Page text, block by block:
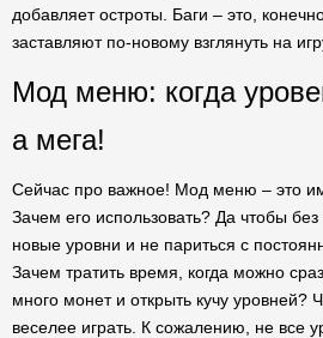
добавляет остроты. Баги – это,
заставляют по-новому взглянуть на
Мод меню: когда
а мега!
Сейчас про важное! Мод меню – это
Зачем его использовать? Да чтобы без
новые уровни и не париться с
Зачем тратить время, когда можно
много монет и открыть кучу
веселее играть. К сожалению, не все